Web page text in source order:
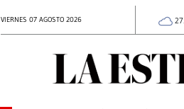
VIERNES 07 AGOSTO 2026